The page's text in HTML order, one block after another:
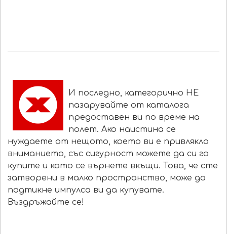
И последно, категорично НЕ
пазарувайте от каталога
предоставен ви по време на
полет. Ако наистина се
нуждаете от нещото, което ви е привлякло
вниманието, със сигурност можете да си го
купите и като се върнете вкъщи. Това, че сте
затворени в малко пространство, може да
подтикне импулса ви да купувате.
Въздръжайте се!